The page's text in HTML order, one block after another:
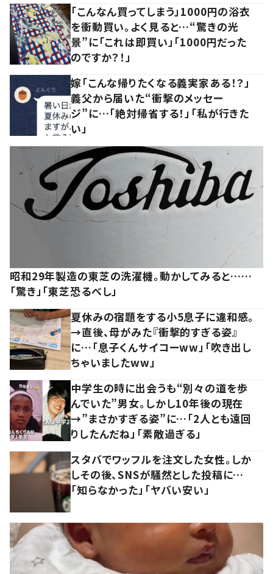
「こんなん買ってしまう」1000円の浴衣
を衝動買い。よく見ると…“驚きの光
景”に「これは即買い」「1000円だった
のですか？！」
嫁「こんな帰りたくなる義実家ある！？」
義父から届いた“衝撃のメッセー
ジ”に…「絶対帰省する！」「私が行きた
い」
昭和29年製造の東芝の洗濯機。動かしてみると……
「驚き」「東芝恐るべし」
夏休みの宿題をする小5息子に違和感。
→直後、母がみた『衝撃的すぎる姿』
に…「息子くんサイコーww」「吹き出し
ちゃいましたww」
中学生の時に出会うも“別々の道を歩
んでいた”男女。しかし10年後の現在
→”まさかすぎる姿”に…「2人とも遠回
りしたんだね」「素敵過ぎる」
スタバでワッフルを注文した女性。しか
しその後、SNSが騒然とした投稿に…
「知らなかった」「ヤバい安い」